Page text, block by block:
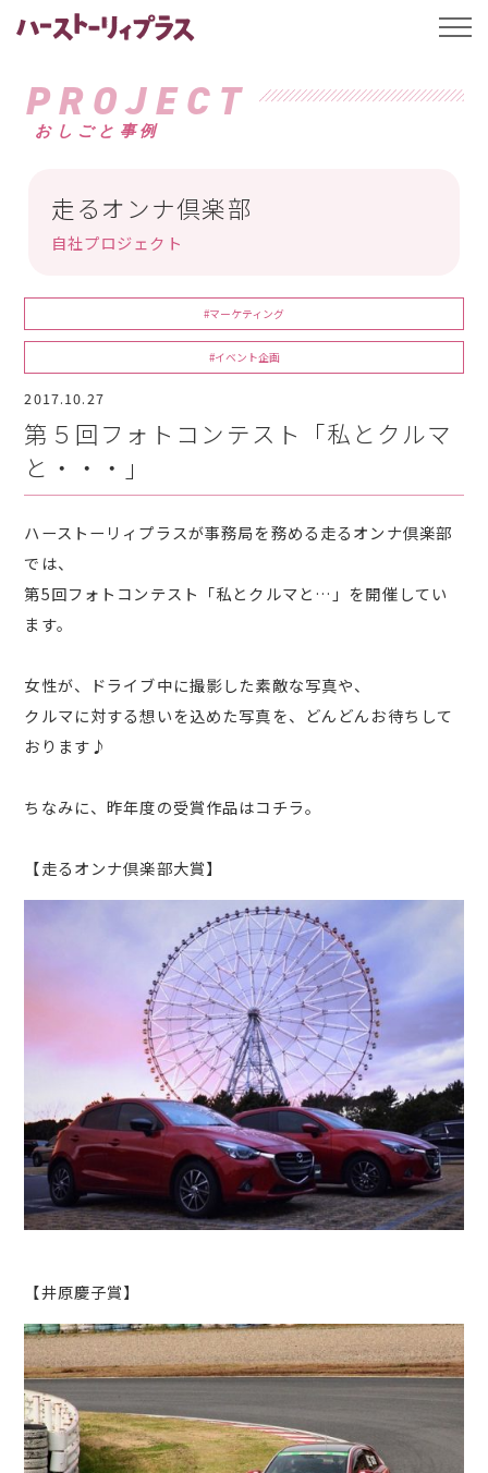
ハーストーリィプ
PROJECT
おしごと事例
走るオンナ倶楽部
自社プロジェクト
#マーケティング
#イベント企画
2017.10.27
第５回フォトコンテスト「私とクルマ
と・・・」
ハーストーリィプラスが事務局を務める走るオンナ倶楽部
では、
第5回フォトコンテスト「私とクルマと…」を開催してい
ます。
女性が、ドライブ中に撮影した素敵な写真や、
クルマに対する想いを込めた写真を、どんどんお待ちして
おります♪
ちなみに、昨年度の受賞作品はコチラ。
【走るオンナ倶楽部大賞】
【井原慶子賞】
t
l